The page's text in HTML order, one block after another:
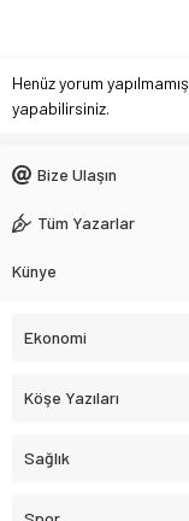
Henüz yorum
yapabilirsiniz.
Bize Ulaşın
Tüm Yazarlar
Künye
Ekonomi
Köşe Yazıları
Sağlık